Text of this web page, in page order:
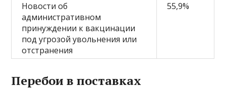
Новости об
административном
принуждении к вакцинации
под угрозой увольнения или
отстранения
55,9%
Перебои в поставках